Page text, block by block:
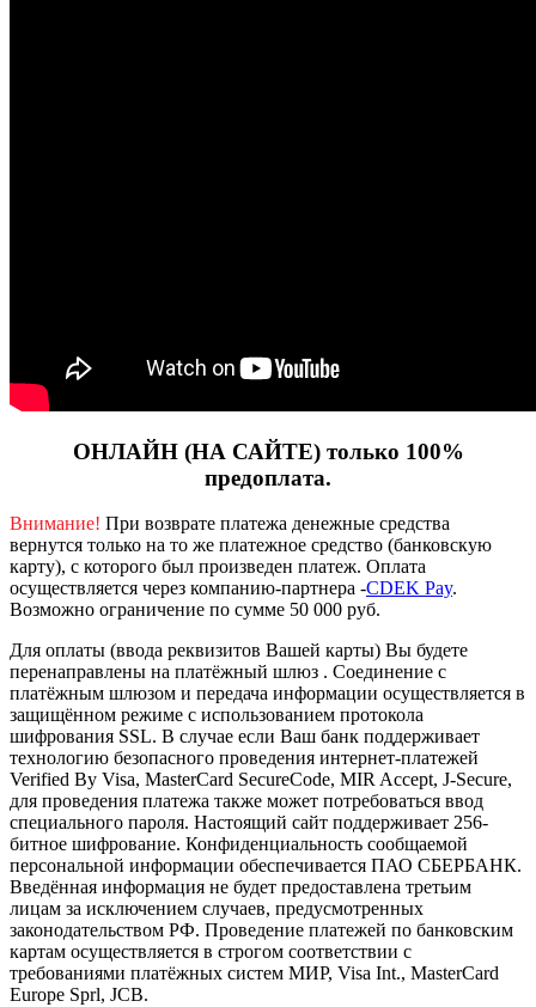
ОНЛАЙН (НА САЙТЕ) только 100%
предоплата.
Внимание! При возврате платежа денежные средства
вернутся только на то же платежное средство (банковскую
карту), с которого был произведен платеж. Оплата
осуществляется через компанию-партнера -CDEK Pay.
Возможно ограничение по сумме 50 000 руб.
Для оплаты (ввода реквизитов Вашей карты) Вы будете
перенаправлены на платёжный шлюз . Соединение с
платёжным шлюзом и передача информации осуществляется в
защищённом режиме с использованием протокола
шифрования SSL. В случае если Ваш банк поддерживает
технологию безопасного проведения интернет-платежей
Verified By Visa, MasterCard SecureCode, MIR Accept, J-Secure,
для проведения платежа также может потребоваться ввод
специального пароля. Настоящий сайт поддерживает 256-
битное шифрование. Конфиденциальность сообщаемой
персональной информации обеспечивается ПАО СБЕРБАНК.
Введённая информация не будет предоставлена третьим
лицам за исключением случаев, предусмотренных
законодательством РФ. Проведение платежей по банковским
картам осуществляется в строгом соответствии с
требованиями платёжных систем МИР, Visa Int., MasterCard
Europe Sprl, JCB.